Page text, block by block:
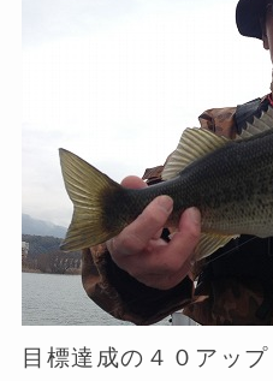
目標達成の４０アッ